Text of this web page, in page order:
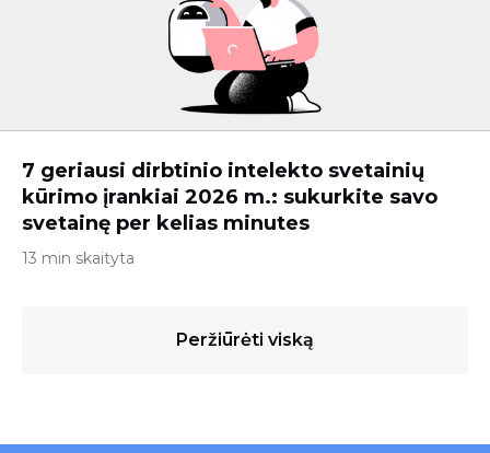
7 geriausi dirbtinio intelekto svetainių
kūrimo įrankiai 2026 m.: sukurkite savo
svetainę per kelias minutes
13 min skaityta
Peržiūrėti viską